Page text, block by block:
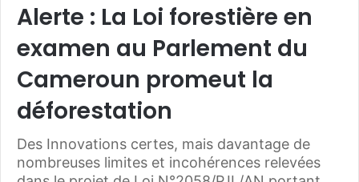
Alerte : La Loi forestière en
examen au Parlement du
Cameroun promeut la
déforestation
Des Innovations certes, mais davantage de
nombreuses limites et incohérences relevées